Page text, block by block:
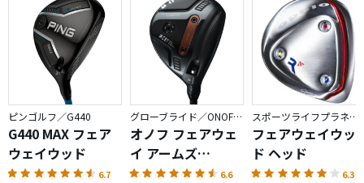
ピンゴルフ／G440
G440 MAX フェア
ウェイウッド
6.7
グローブライド／ONOFF AKA
オノフ フェアウェ
イ アームズ
AKA（2026）
6.6
スポーツライフプラネッツ／RODDIO
フェアウェイウッ
ド ヘッド
6.3